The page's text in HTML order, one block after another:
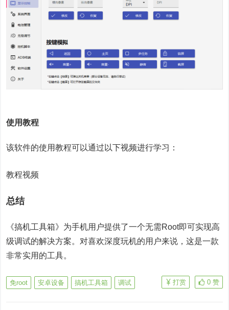
使用教程
该软件的使用教程可以通过以下视频进行学习：
教程视频
总结
《搞机工具箱》为手机用户提供了一个无需Root即可实现高
级调试的解决方案。对喜欢深度玩机的用户来说，这是一款
非常实用的工具。
免root 安卓设备 搞机工具箱 调试 0 赞
打赏